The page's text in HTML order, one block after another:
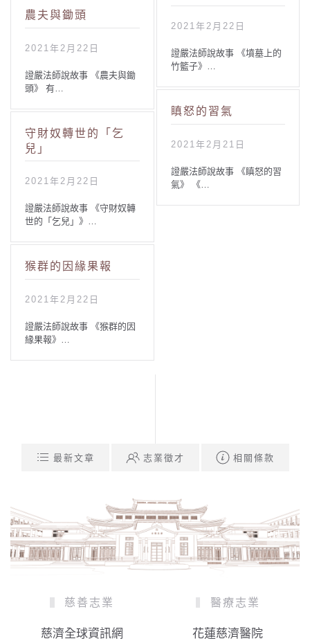
農夫與鋤頭
2021年2月22日
證嚴法師說故事 《農夫與鋤
頭》 有…
守財奴轉世的「乞
兒」
2021年2月22日
證嚴法師說故事 《守財奴轉
世的「乞兒」》…
2021年2月22日
證嚴法師說故事 《墳墓上的
竹籃子》…
猴群的因緣果報
2021年2月22日
證嚴法師說故事 《猴群的因
緣果報》…
瞋怒的習氣
2021年2月21日
證嚴法師說故事 《瞋怒的習
氣》 《…
最新文章 志業徵才 相關條款
慈善志業
慈濟全球資訊網
醫療志業
花蓮慈濟醫院